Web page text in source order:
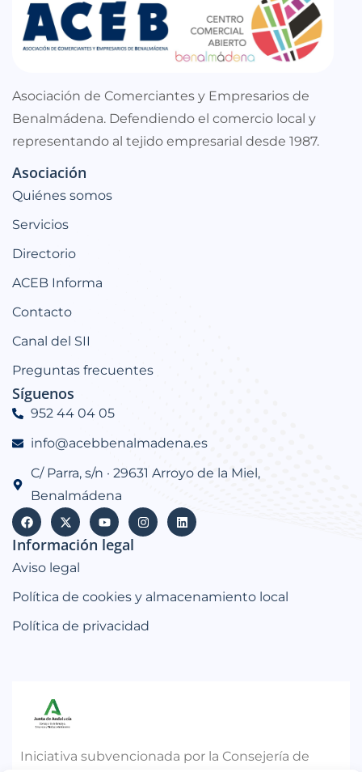
Asociación de Comerciantes y Empresarios de
Benalmádena. Defendiendo el comercio local y
representando al tejido empresarial desde 1987.
Asociación
Quiénes somos
Servicios
Directorio
ACEB Informa
Contacto
Canal del SII
Preguntas frecuentes
Síguenos
952 44 04 05
info@acebbenalmadena.es
C/ Parra, s/n · 29631 Arroyo de la Miel,
Benalmádena
Información legal
Aviso legal
Política de cookies y almacenamiento local
Política de privacidad
Iniciativa subvencionada por la Consejería de